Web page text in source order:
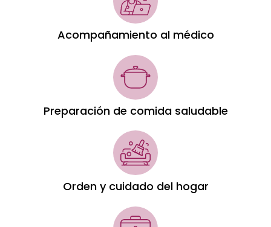
Acompañamiento al médico
Preparación de comida saludable
Orden y cuidado del hogar